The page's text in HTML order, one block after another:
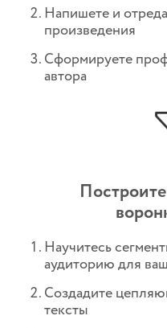
Напишете и
произведения
Сформируете
автора
Научитесь
аудиторию для
Создадите
тексты